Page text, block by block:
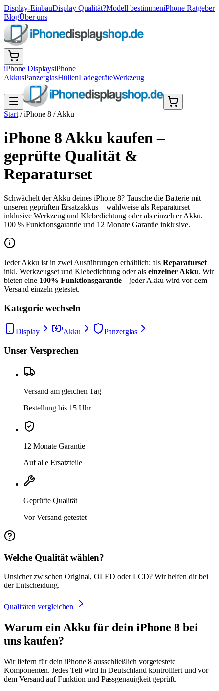
Display-EinbauDisplay Qualität?Modell bestimmeniPhone Ratgeber
BlogÜber uns
iPhone DisplaysiPhone
AkkusPanzerglasHüllenLadegeräteWerkzeug
Start /iPhone 8 /Akku
iPhone 8 Akku kaufen –
geprüfte Qualität &
Reparaturset
Schwächelt der Akku deines iPhone 8? Tausche die Batterie mit
unseren geprüften Ersatzakkus – wahlweise als Reparaturset
inklusive Werkzeug und Klebedichtung oder als einzelner Akku.
100 % Funktionsgarantie und 12 Monate Garantie inklusive.
Jeder Akku ist in zwei Ausführungen erhältlich: als Reparaturset
inkl. Werkzeugset und Klebedichtung oder als einzelner Akku. Wir
bieten eine 100% Funktionsgarantie – jeder Akku wird vor dem
Versand einzeln getestet.
Kategorie wechseln
Display Akku Panzerglas
Unser Versprechen
Versand am gleichen Tag
Bestellung bis 15 Uhr
12 Monate Garantie
Auf alle Ersatzteile
Geprüfte Qualität
Vor Versand getestet
Welche Qualität wählen?
Unsicher zwischen Original, OLED oder LCD? Wir helfen dir bei
der Entscheidung.
Qualitäten vergleichen
Warum ein Akku für dein iPhone 8 bei
uns kaufen?
Wir liefern für dein iPhone 8 ausschließlich vorgetestete
Komponenten. Jedes Teil wird in Deutschland kontrolliert und vor
dem Versand auf Funktion und Passgenauigkeit geprüft.